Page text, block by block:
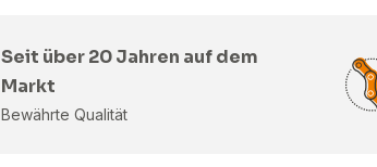
Seit über 20 Jahren auf dem
Markt
Bewährte Qualität